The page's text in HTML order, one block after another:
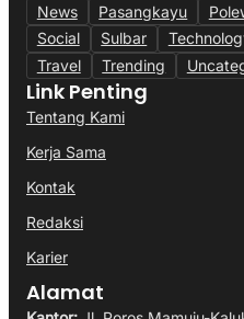
News
Pasangkayu
Social
Sulbar
Travel
Trending
Link Penting
Tentang Kami
Kerja Sama
Kontak
Redaksi
Karier
Alamat